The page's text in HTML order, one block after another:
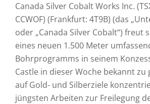
Canada Silver Cobalt Works Inc.
CCWOF) (Frankfurt: 4T9B) (das
oder „Canada Silver Cobalt“) freut
eines neuen 1.500 Meter
Bohrprogramms in seinem
Castle in dieser Woche bekannt zu
auf Gold- und Silberziele
jüngsten Arbeiten zur Freilegung